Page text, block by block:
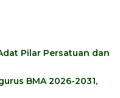
Pilar Persatuan dan
BMA 2026-2031,